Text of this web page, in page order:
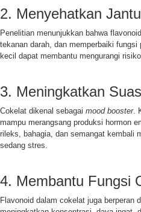
2. Menyehatkan
Penelitian menunjukkan bahwa
tekanan darah, dan memperbaiki
kecil dapat membantu mengurangi
3. Meningkatkan
Cokelat dikenal sebagai mood booster.
mampu merangsang produksi hormon
rileks, bahagia, dan semangat kembali
sedang stres.
4. Membantu Fungsi
Flavonoid dalam cokelat juga berperan